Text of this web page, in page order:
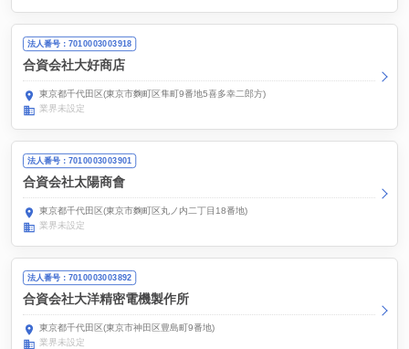
法人番号：7010003003918
合資会社大好商店
東京都千代田区(東京市麴町区隼町9番地5喜多幸二郎方)
業界未設定
法人番号：7010003003901
合資会社太陽商會
東京都千代田区(東京市麴町区丸ノ内二丁目18番地)
業界未設定
法人番号：7010003003892
合資会社大洋精密電機製作所
東京都千代田区(東京市神田区豊島町9番地)
業界未設定